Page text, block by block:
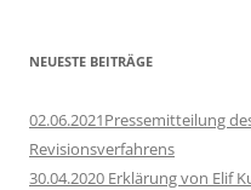
NEUESTE BEITRÄGE
02.06.2021Pressemitteilung
Revisionsverfahrens
30.04.2020 Erklärung von Elif